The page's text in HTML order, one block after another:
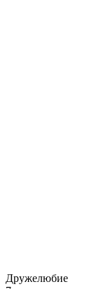
Дружелюбие